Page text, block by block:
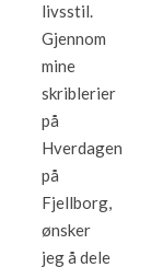
livsstil.
Gjennom
mine
skriblerier
på
Hverdagen
på
Fjellborg,
ønsker
jeg å dele